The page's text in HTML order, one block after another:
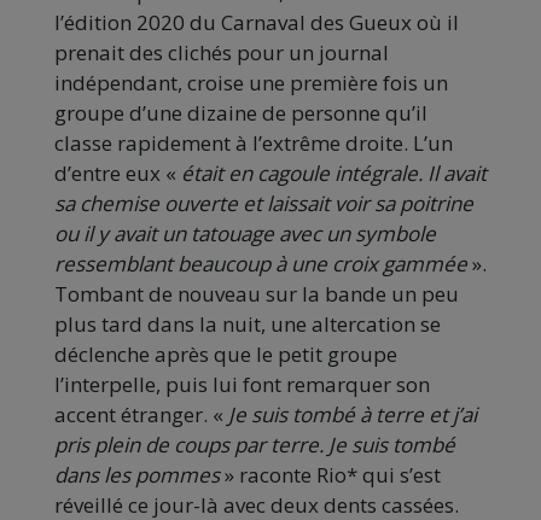
l’édition 2020 du Carnaval des Gueux où il
prenait des clichés pour un journal
indépendant, croise une première fois un
groupe d’une dizaine de personne qu’il
classe rapidement à l’extrême droite. L’un
d’entre eux « était en cagoule intégrale. Il avait
sa chemise ouverte et laissait voir sa poitrine
ou il y avait un tatouage avec un symbole
ressemblant beaucoup à une croix gammée».
Tombant de nouveau sur la bande un peu
plus tard dans la nuit, une altercation se
déclenche après que le petit groupe
l’interpelle, puis lui font remarquer son
accent étranger. « Je suis tombé à terre et j’ai
pris plein de coups par terre. Je suis tombé
dans les pommes» raconte Rio* qui s’est
réveillé ce jour-là avec deux dents cassées.